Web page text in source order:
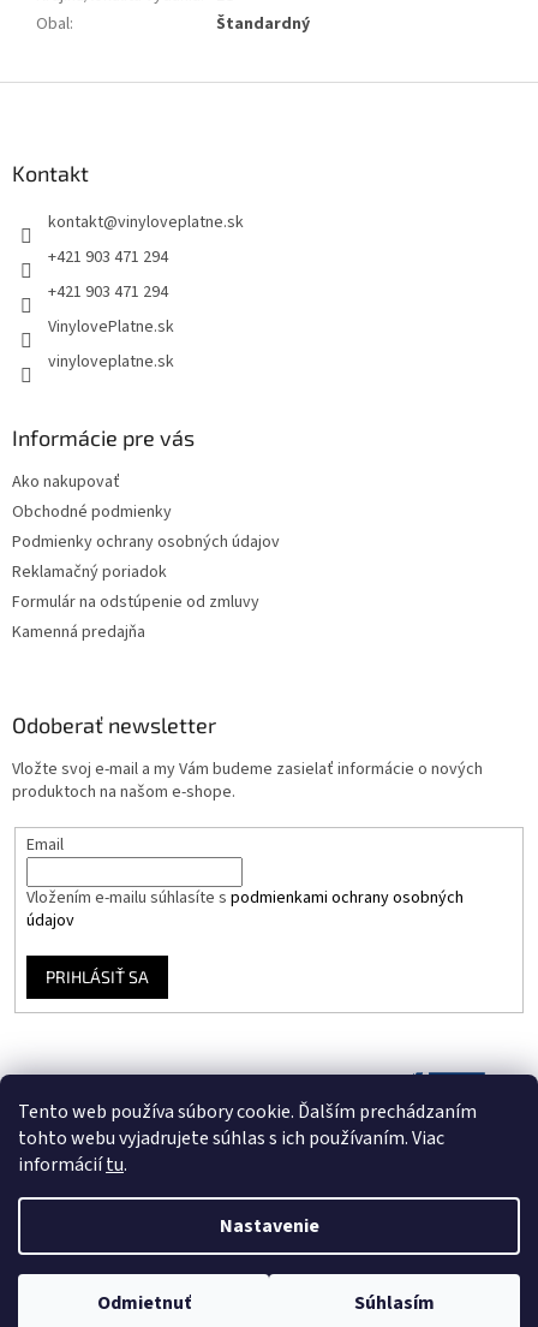
Tento web používa súbory cookie. Ďalším prechádzaním
tohto webu vyjadrujete súhlas s ich používaním. Viac
informáciítu.
Nastavenie
Odmietnuť Súhlasím
Obal: Štandardný
Kontakt
kontakt@vinyloveplatne.sk
+421 903 471 294
+421 903 471 294
VinylovePlatne.sk
vinyloveplatne.sk
Informácie pre vás
Ako nakupovať
Obchodné podmienky
Podmienky ochrany osobných údajov
Reklamačný poriadok
Formulár na odstúpenie od zmluvy
Kamenná predajňa
Odoberať newsletter
Vložte svoj e-mail a my Vám budeme zasielať informácie o nových
produktoch na našom e-shope.
Email
Vložením e-mailu súhlasíte s podmienkami ochrany osobných
údajov
PRIHLÁSIŤ SA
Vytvoril Shoptet
Copyright 2026Vinyloveplatne.sk . Všetky práva vyhradené.